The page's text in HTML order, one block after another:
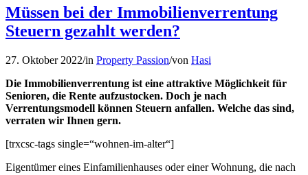
Müssen bei der Immobilienverrentung
Steuern gezahlt werden?
27. Oktober 2022/in Property Passion/von Hasi
Die Immobilienverrentung ist eine attraktive Möglichkeit für
Senioren, die Rente aufzustocken. Doch je nach
Verrentungsmodell können Steuern anfallen. Welche das sind,
verraten wir Ihnen gern.
[trxcsc-tags single=“wohnen-im-alter“]
Eigentümer eines Einfamilienhauses oder einer Wohnung, die nach